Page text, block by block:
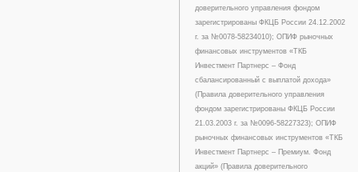
доверительного управления фондом
зарегистрированы ФКЦБ России 24.12.2002
г. за №0078-58234010); ОПИФ рыночных
финансовых инструментов «ТКБ
Инвестмент Партнерс – Фонд
сбалансированный с выплатой дохода»
(Правила доверительного управления
фондом зарегистрированы ФКЦБ России
21.03.2003 г. за №0096-58227323); ОПИФ
рыночных финансовых инструментов «ТКБ
Инвестмент Партнерс – Премиум. Фонд
акций» (Правила доверительного